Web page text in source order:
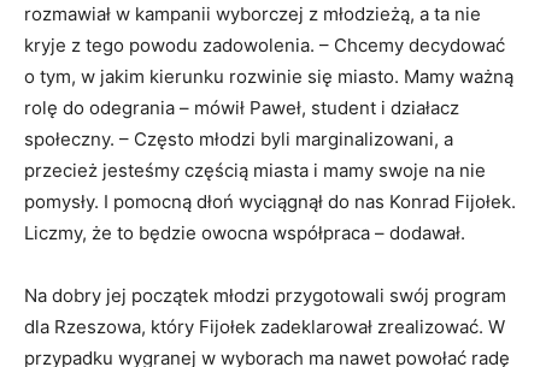
rozmawiał w kampanii wyborczej z młodzieżą, a ta nie
kryje z tego powodu zadowolenia. – Chcemy decydować
o tym, w jakim kierunku rozwinie się miasto. Mamy ważną
rolę do odegrania – mówił Paweł, student i działacz
społeczny. – Często młodzi byli marginalizowani, a
przecież jesteśmy częścią miasta i mamy swoje na nie
pomysły. I pomocną dłoń wyciągnął do nas Konrad Fijołek.
Liczmy, że to będzie owocna współpraca – dodawał.
Na dobry jej początek młodzi przygotowali swój program
dla Rzeszowa, który Fijołek zadeklarował zrealizować. W
przypadku wygranej w wyborach ma nawet powołać radę